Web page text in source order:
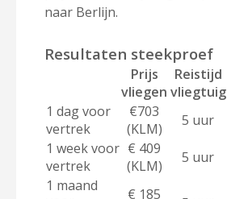
naar Berlijn.
Resultaten steekproef
Prijs
vliegen
Reistijd
vliegtuig
1 dag voor
vertrek
€703
(KLM)
5 uur
1 week voor
vertrek
€ 409
(KLM)
5 uur
1 maand
€ 185